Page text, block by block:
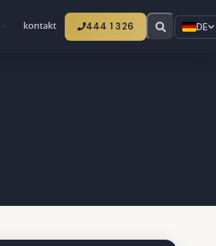
kontakt 444 1 326 DE